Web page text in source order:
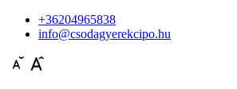
+36204965838
info@csodagyerekcipo.hu